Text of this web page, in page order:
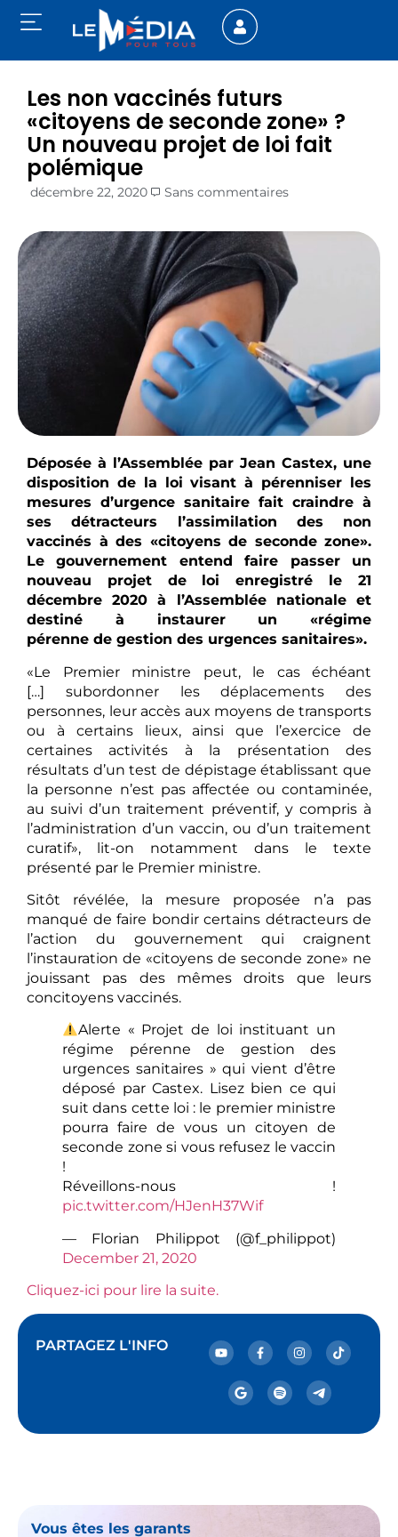
Les non vaccinés futurs
«citoyens de seconde zone» ?
Un nouveau projet de loi fait
polémique
décembre 22, 2020 Sans commentaires
Déposée à l’Assemblée par Jean Castex, une
disposition de la loi visant à pérenniser les
mesures d’urgence sanitaire fait craindre à
ses détracteurs l’assimilation des non
vaccinés à des «citoyens de seconde zone».
Le gouvernement entend faire passer un
nouveau projet de loi enregistré le 21
décembre 2020 à l’Assemblée nationale et
destiné à instaurer un «régime
pérenne de gestion des urgences sanitaires».
«Le Premier ministre peut, le cas échéant
[…] subordonner les déplacements des
personnes, leur accès aux moyens de transports
ou à certains lieux, ainsi que l’exercice de
certaines activités à la présentation des
résultats d’un test de dépistage établissant que
la personne n’est pas affectée ou contaminée,
au suivi d’un traitement préventif, y compris à
l’administration d’un vaccin, ou d’un traitement
curatif», lit-on notamment dans le texte
présenté par le Premier ministre.
Sitôt révélée, la mesure proposée n’a pas
manqué de faire bondir certains détracteurs de
l’action du gouvernement qui craignent
l’instauration de «citoyens de seconde zone» ne
jouissant pas des mêmes droits que leurs
concitoyens vaccinés.
Alerte « Projet de loi instituant un
régime pérenne de gestion des
urgences sanitaires » qui vient d’être
déposé par Castex. Lisez bien ce qui
suit dans cette loi : le premier ministre
pourra faire de vous un citoyen de
seconde zone si vous refusez le vaccin
!
Réveillons-nous !
pic.twitter.com/HJenH37Wif
— Florian Philippot (@f_philippot)
December 21, 2020
Cliquez-ici pour lire la suite.
PARTAGEZ L'INFO
Vous êtes les garants